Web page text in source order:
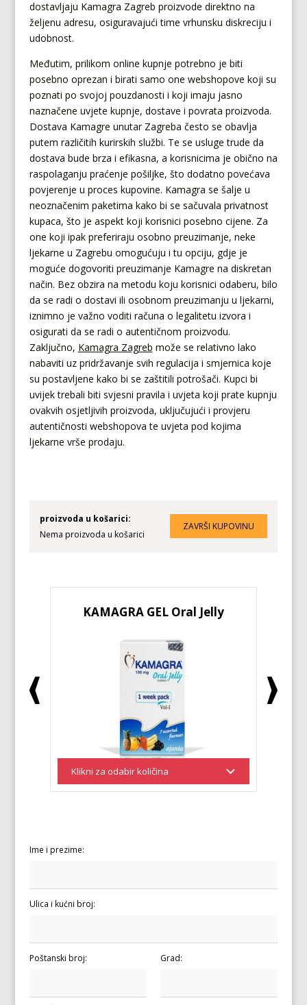
dostavljaju Kamagra Zagreb proizvode direktno na
željenu adresu, osiguravajući time vrhunsku diskreciju i
udobnost.
Međutim, prilikom online kupnje potrebno je biti
posebno oprezan i birati samo one webshopove koji su
poznati po svojoj pouzdanosti i koji imaju jasno
naznačene uvjete kupnje, dostave i povrata proizvoda.
Dostava Kamagre unutar Zagreba često se obavlja
putem različitih kurirskih službi. Te se usluge trude da
dostava bude brza i efikasna, a korisnicima je obično na
raspolaganju praćenje pošiljke, što dodatno povećava
povjerenje u proces kupovine. Kamagra se šalje u
neoznačenim paketima kako bi se sačuvala privatnost
kupaca, što je aspekt koji korisnici posebno cijene. Za
one koji ipak preferiraju osobno preuzimanje, neke
ljekarne u Zagrebu omogućuju i tu opciju, gdje je
moguće dogovoriti preuzimanje Kamagre na diskretan
način. Bez obzira na metodu koju korisnici odaberu, bilo
da se radi o dostavi ili osobnom preuzimanju u ljekarni,
iznimno je važno voditi računa o legalitetu izvora i
osigurati da se radi o autentičnom proizvodu.
Zaključno, Kamagra Zagreb može se relativno lako
nabaviti uz pridržavanje svih regulacija i smjernica koje
su postavljene kako bi se zaštitili potrošači. Kupci bi
uvijek trebali biti svjesni pravila i uvjeta koji prate kupnju
ovakvih osjetljivih proizvoda, uključujući i provjeru
autentičnosti webshopova te uvjeta pod kojima
ljekarne vrše prodaju.
proizvoda u košarici:
Nema proizvoda u košarici
KAMAGRA GEL Oral Jelly
Ime i prezime:
Ulica i kućni broj:
Poštanski broj: Grad: